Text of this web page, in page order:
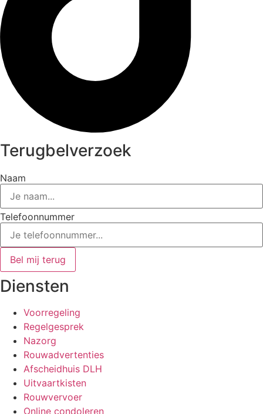
Terugbelverzoek
Naam
Telefoonnummer
Bel mij terug
Diensten
Voorregeling
Regelgesprek
Nazorg
Rouwadvertenties
Afscheidhuis DLH
Uitvaartkisten
Rouwvervoer
Online condoleren